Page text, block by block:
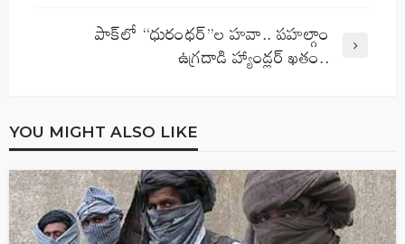
పాక్‌లో “ధురంధర్‌”ల హవా.. పహల్గాం
ఉగ్రదాడి హ్యాండ్లర్ ఖతం..
YOU MIGHT ALSO LIKE